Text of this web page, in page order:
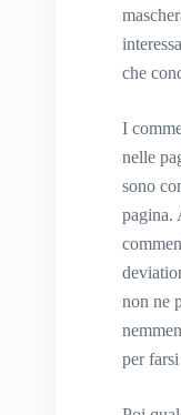
che
I
nelle
sono
pagina.
non ne
per